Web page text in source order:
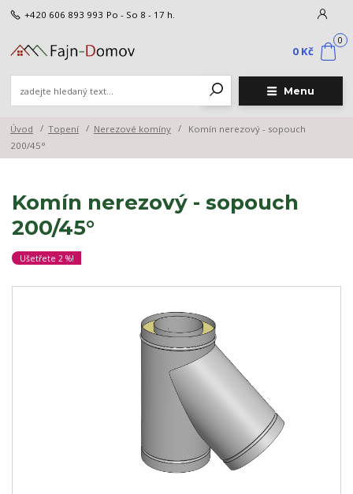
Menu
+420 606 893 993 Po - So 8 - 17 h.
0
0 Kč
Úvod Topení Nerezové komíny
Komín nerezový - sopouch
200/45°
Komín nerezový - sopouch
200/45°
Ušetřete 2 %!